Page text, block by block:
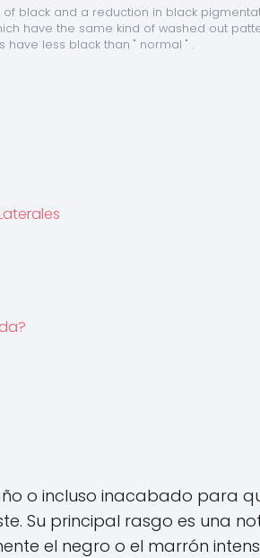
black and a reduction in black
have the same kind of washed out
less black than " normal " .
o incluso inacabado para
Su principal rasgo es una
el negro o el marrón